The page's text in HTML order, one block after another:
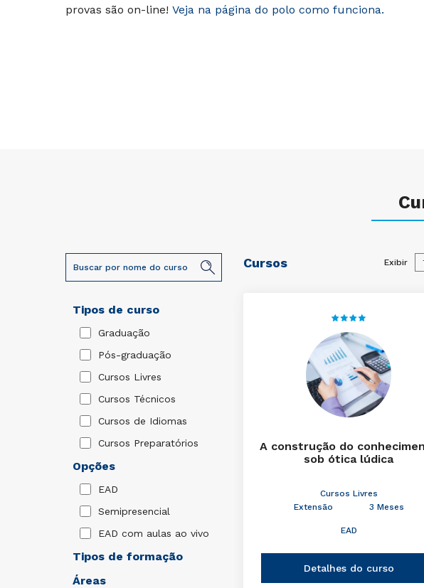
provas são on-line! Veja na página do polo como funciona.
Tipos de curso
Graduação
Pós-graduação
Cursos Livres
Cursos Técnicos
Cursos de Idiomas
Cursos Preparatórios
Opções
EAD
Semipresencial
EAD com aulas ao vivo
Tipos de formação
Áreas
Cursos Exibir
A construção do
sob ótica lúdica
Cursos Livres
Extensão
3 Meses
EAD
Detalhes do curso